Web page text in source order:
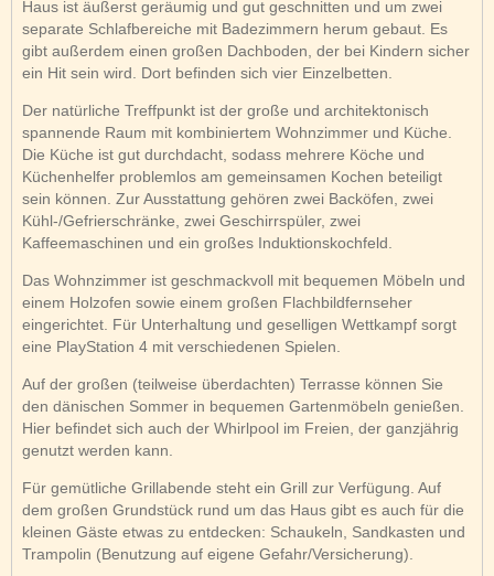
Haus ist äußerst geräumig und gut geschnitten und um zwei
separate Schlafbereiche mit Badezimmern herum gebaut. Es
gibt außerdem einen großen Dachboden, der bei Kindern sicher
ein Hit sein wird. Dort befinden sich vier Einzelbetten.
Der natürliche Treffpunkt ist der große und architektonisch
spannende Raum mit kombiniertem Wohnzimmer und Küche.
Die Küche ist gut durchdacht, sodass mehrere Köche und
Küchenhelfer problemlos am gemeinsamen Kochen beteiligt
sein können. Zur Ausstattung gehören zwei Backöfen, zwei
Kühl-/Gefrierschränke, zwei Geschirrspüler, zwei
Kaffeemaschinen und ein großes Induktionskochfeld.
Das Wohnzimmer ist geschmackvoll mit bequemen Möbeln und
einem Holzofen sowie einem großen Flachbildfernseher
eingerichtet. Für Unterhaltung und geselligen Wettkampf sorgt
eine PlayStation 4 mit verschiedenen Spielen.
Auf der großen (teilweise überdachten) Terrasse können Sie
den dänischen Sommer in bequemen Gartenmöbeln genießen.
Hier befindet sich auch der Whirlpool im Freien, der ganzjährig
genutzt werden kann.
Für gemütliche Grillabende steht ein Grill zur Verfügung. Auf
dem großen Grundstück rund um das Haus gibt es auch für die
kleinen Gäste etwas zu entdecken: Schaukeln, Sandkasten und
Trampolin (Benutzung auf eigene Gefahr/Versicherung).